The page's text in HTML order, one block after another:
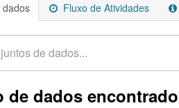
dados Fluxo de Atividades
de dados encontrado